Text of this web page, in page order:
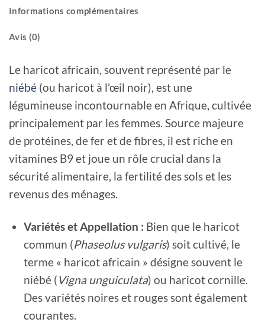
Informations complémentaires
Avis (0)
Le haricot africain, souvent représenté par le
niébé (ou haricot à l’œil noir), est une
légumineuse incontournable en Afrique, cultivée
principalement par les femmes. Source majeure
de protéines, de fer et de fibres, il est riche en
vitamines B9 et joue un rôle crucial dans la
sécurité alimentaire, la fertilité des sols et les
revenus des ménages.
Variétés et Appellation : Bien que le haricot
commun (Phaseolus vulgaris) soit cultivé, le
terme « haricot africain » désigne souvent le
niébé (Vigna unguiculata) ou haricot cornille.
Des variétés noires et rouges sont également
courantes.